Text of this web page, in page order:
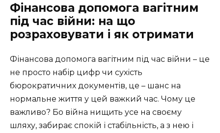
Фінансова допомога вагітним
під час війни: на що
розраховувати і як отримати
Фінансова допомога вагітним під час війни – це
не просто набір цифр чи сухість
бюрократичних документів, це – шанс на
нормальне життя у цей важкий час. Чому це
важливо? Бо війна нищить усе на своєму
шляху, забирає спокій і стабільність, а з нею і